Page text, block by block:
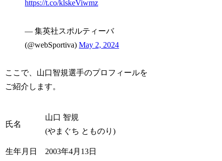
https://t.co/klskeViwmz
— 集英社スポルティーバ
(@webSportiva)May 2, 2024
ここで、 山口智規選手のプロフィールを
ご紹介します。
氏名
山口 智規
(やまぐち とものり)
生年月日 2003年4月13日